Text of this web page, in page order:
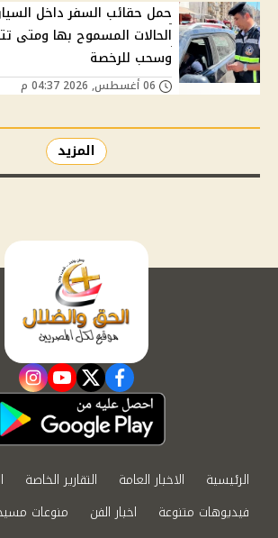
حمل حقائب السفر داخل
الحالات المسموح بها ومتى
وسحب للرخصة
المزيد
facebook
twitter
youtube
الرئيسية الاخبار العامة التقارير الخاصة
فيديوهات متنوعة
اخبار الفن
منوعات